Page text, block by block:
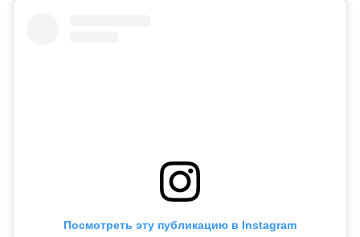
Посмотреть эту публикацию в Instagram